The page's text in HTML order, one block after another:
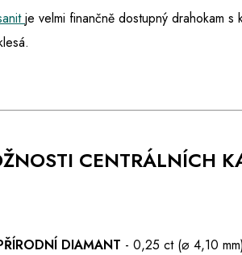
je velmi finančně dostupný drahokam
CENTRÁLNÍCH
DIAMANT - 0,25 ct (⌀ 4,10